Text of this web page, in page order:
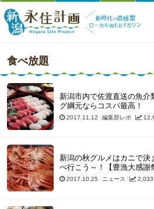
食べ放題
新潟市内で佐渡直送の魚介
グ綱元ならコスパ最高！
2017.11.12 編集部レポ
新潟の秋グルメはカニで
べ行こう～！【豊漁大感謝
2017.10.25 ニュース 2,033